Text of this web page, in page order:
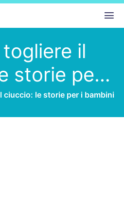
il
storie per i
ciuccio: le storie per i bambini